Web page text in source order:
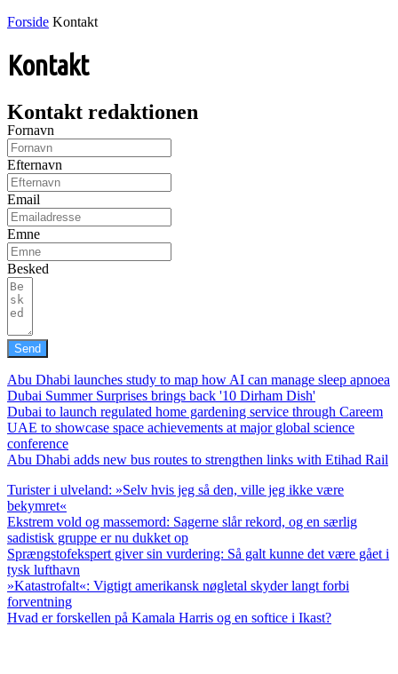
Forside Kontakt
Kontakt
Kontakt redaktionen
Fornavn
Efternavn
Email
Emne
Besked
Send
Abu Dhabi launches study to map how AI can manage sleep apnoea
Dubai Summer Surprises brings back '10 Dirham Dish'
Dubai to launch regulated home gardening service through Careem
UAE to showcase space achievements at major global science
conference
Abu Dhabi adds new bus routes to strengthen links with Etihad Rail
Turister i ulveland: »Selv hvis jeg så den, ville jeg ikke være
bekymret«
Ekstrem vold og massemord: Sagerne slår rekord, og en særlig
sadistisk gruppe er nu dukket op
Sprængstofekspert giver sin vurdering: Så galt kunne det være gået i
tysk lufthavn
»Katastrofalt«: Vigtigt amerikansk nøgletal skyder langt forbi
forventning
Hvad er forskellen på Kamala Harris og en softice i Ikast?